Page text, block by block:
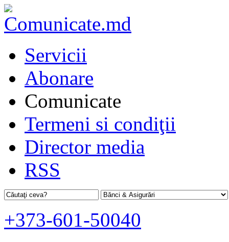
Servicii
Abonare
Comunicate
Termeni si condiţii
Director media
RSS
+373-601-50040